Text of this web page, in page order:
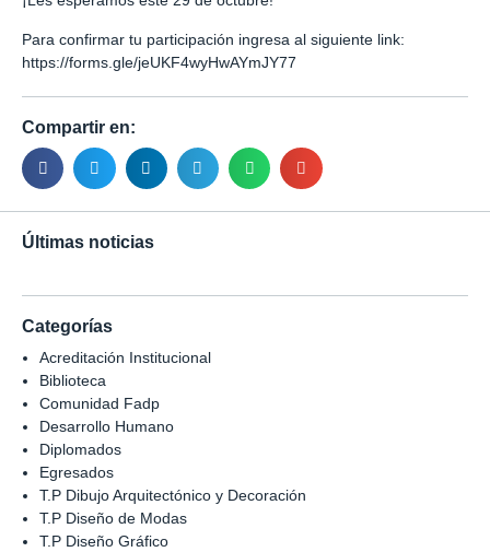
Para confirmar tu participación ingresa al siguiente link:
https://forms.gle/jeUKF4wyHwAYmJY77
Compartir en:
Últimas noticias
Categorías
Acreditación Institucional
Biblioteca
Comunidad Fadp
Desarrollo Humano
Diplomados
Egresados
T.P Dibujo Arquitectónico y Decoración
T.P Diseño de Modas
T.P Diseño Gráfico